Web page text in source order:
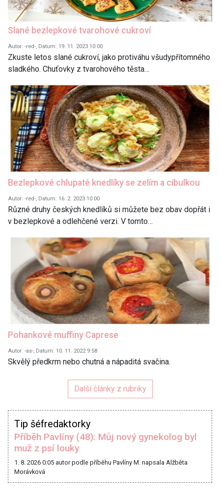
Slané bezlepkové tvarohové cukroví
Autor: -red-, Datum: 19. 11. 2023 10:00
Zkuste letos slané cukroví, jako protiváhu všudypřítomného
sladkého. Chuťovky z tvarohového těsta…
Bezlepkové chlupaté knedlíky se zelím a cibulkou
Autor: -red-, Datum: 16. 2. 2023 10:00
Různé druhy českých knedlíků si můžete bez obav dopřát i
v bezlepkové a odlehčené verzi. V tomto…
Pohankové muffiny Caprese
Autor: -as-, Datum: 10. 11. 2022 9:58
Skvělý předkrm nebo chutná a nápaditá svačina.
Další články z rubriky
Tip šéfredaktorky
Příběh Pavlíny (48): Můj nový gynekolog byl
muž z psí louky
1. 8. 2026 0:05 autor podle příběhu Pavlíny M. napsala Alžběta
Morávková